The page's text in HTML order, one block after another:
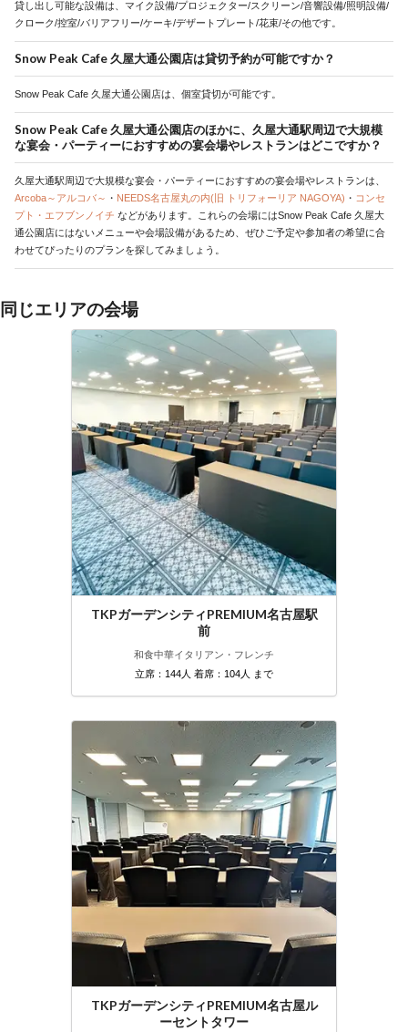
貸し出し可能な設備は、マイク設備/プロジェクター/スクリーン/音響設備/照明設備/
クローク/控室/バリアフリー/ケーキ/デザートプレート/花束/その他です。
Snow Peak Cafe 久屋大通公園店は貸切予約が可能ですか？
Snow Peak Cafe 久屋大通公園店は、個室貸切が可能です。
Snow Peak Cafe 久屋大通公園店のほかに、久屋大通駅周辺で大規模
な宴会・パーティーにおすすめの宴会場やレストランはどこですか？
久屋大通駅周辺で大規模な宴会・パーティーにおすすめの宴会場やレストランは、
Arcoba～アルコバ～ ・ NEEDS名古屋丸の内(旧 トリフォーリア NAGOYA) ・ コンセ
プト・エフブンノイチ などがあります。これらの会場にはSnow Peak Cafe 久屋大
通公園店にはないメニューや会場設備があるため、ぜひご予定や参加者の希望に合
わせてぴったりのプランを探してみましょう。
同じエリアの会場
TKPガーデンシティPREMIUM名古屋駅
前
和食中華イタリアン・フレンチ
立席：144人 着席：104人 まで
TKPガーデンシティPREMIUM名古屋ル
ーセントタワー